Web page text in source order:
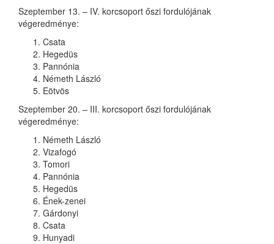
Szeptember 13. – IV. korcsoport őszi fordulójának
végeredménye:
Csata
Hegedüs
Pannónia
Németh László
Eötvös
Szeptember 20. – III. korcsoport őszi fordulójának
végeredménye:
Németh László
Vizafogó
Tomori
Pannónia
Hegedüs
Ének-zenei
Gárdonyi
Csata
Hunyadi